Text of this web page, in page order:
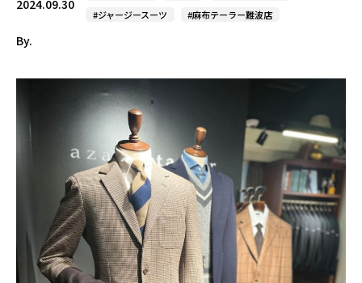
2024.09.30
#ジャージースーツ
#麻布テーラー難波店
By.